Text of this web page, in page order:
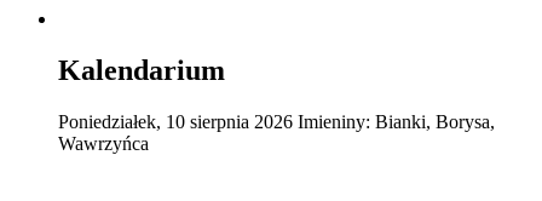
Kalendarium
Poniedziałek, 10 sierpnia 2026 Imieniny: Bianki, Borysa,
Wawrzyńca